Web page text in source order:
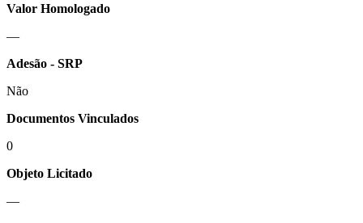
Valor Homologado
—
Adesão - SRP
Não
Documentos Vinculados
0
Objeto Licitado
—